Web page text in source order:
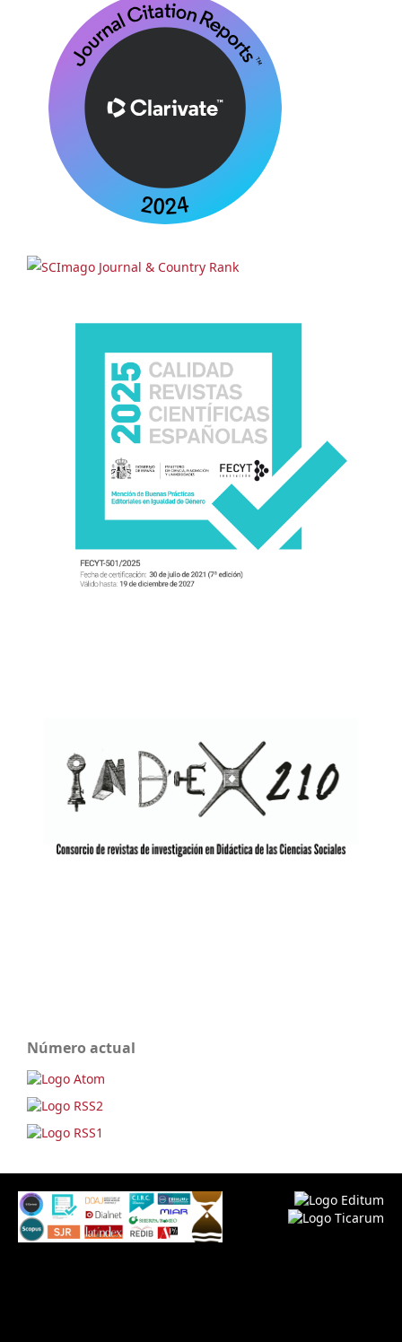
Número actual